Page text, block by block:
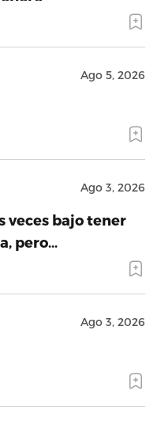
Ago 5, 2026
Ago 3, 2026
veces bajo tener
pero…
Ago 3, 2026